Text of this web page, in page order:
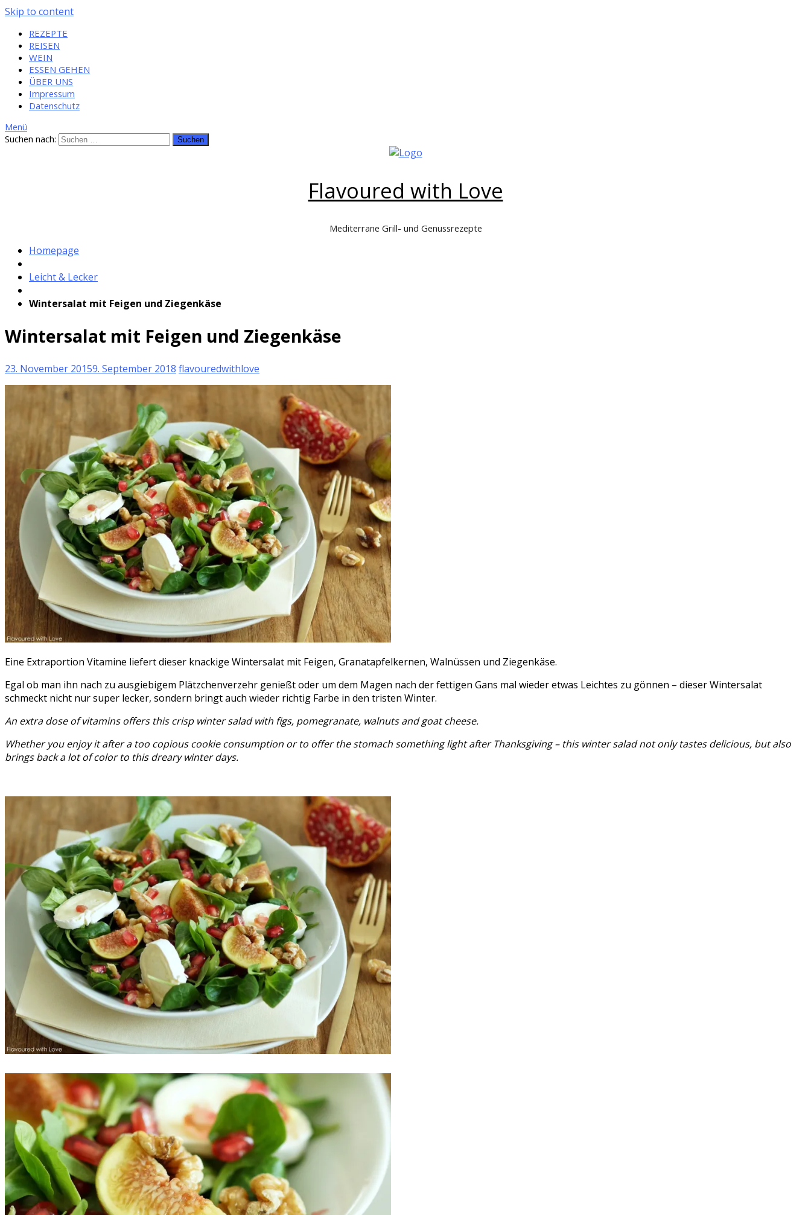
Skip to content
REZEPTE
REISEN
WEIN
ESSEN GEHEN
ÜBER UNS
Impressum
Datenschutz
Menü
Suchen nach:
Flavoured with Love
Mediterrane Grill- und Genussrezepte
Homepage
Leicht & Lecker
Wintersalat mit Feigen und Ziegenkäse
Wintersalat mit Feigen und Ziegenkäse
23. November 20159. September 2018 flavouredwithlove
Eine Extraportion Vitamine liefert dieser knackige Wintersalat mit Feigen, Granatapfelkernen, Walnüssen und Ziegenkäse.
Egal ob man ihn nach zu ausgiebigem Plätzchenverzehr genießt oder um dem Magen nach der fettigen Gans mal wieder etwas Leichtes zu gönnen – dieser Wintersalat
schmeckt nicht nur super lecker, sondern bringt auch wieder richtig Farbe in den tristen Winter.
An extra dose of vitamins offers this crisp winter salad with figs, pomegranate, walnuts and goat cheese.
Whether you enjoy it after a too copious cookie consumption or to offer the stomach something light after Thanksgiving – this winter salad not only tastes delicious, but also
brings back a lot of color to this dreary winter days.